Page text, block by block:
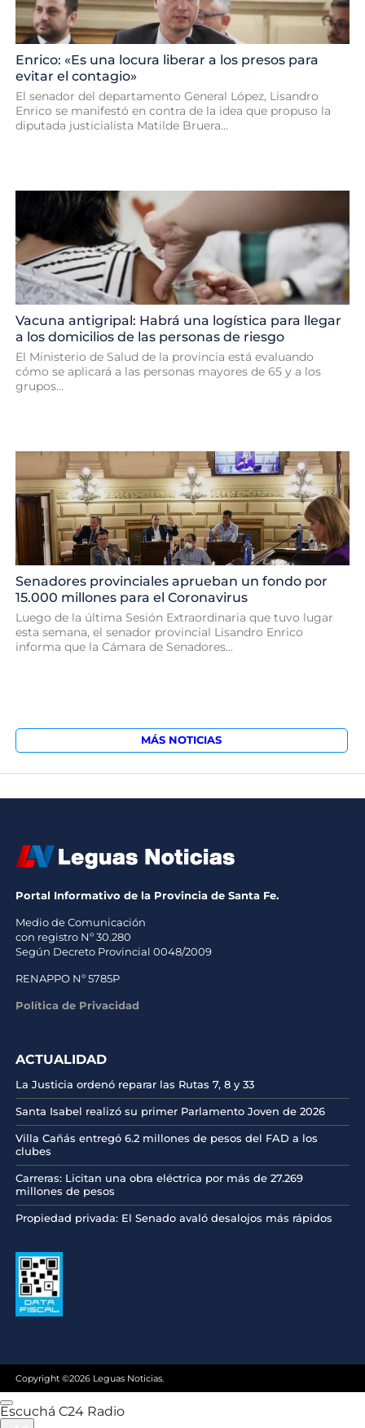
Enrico: «Es una locura liberar a los presos para
evitar el contagio»
El senador del departamento General López, Lisandro
Enrico se manifestó en contra de la idea que propuso la
diputada justicialista Matilde Bruera...
Vacuna antigripal: Habrá una logística para llegar
a los domicilios de las personas de riesgo
El Ministerio de Salud de la provincia está evaluando
cómo se aplicará a las personas mayores de 65 y a los
grupos...
Senadores provinciales aprueban un fondo por
15.000 millones para el Coronavirus
Luego de la última Sesión Extraordinaria que tuvo lugar
esta semana, el senador provincial Lisandro Enrico
informa que la Cámara de Senadores...
MÁS NOTICIAS
Portal Informativo de la Provincia de Santa Fe.
Medio de Comunicación
con registro Nº 30.280
Según Decreto Provincial 0048/2009
RENAPPO Nº 5785P
Política de Privacidad
ACTUALIDAD
La Justicia ordenó reparar las Rutas 7, 8 y 33
Santa Isabel realizó su primer Parlamento Joven de 2026
Villa Cañás entregó 6.2 millones de pesos del FAD a los
clubes
Carreras: Licitan una obra eléctrica por más de 27.269
millones de pesos
Propiedad privada: El Senado avaló desalojos más rápidos
Copyright ©2026 Leguas Noticias.
Escuchá C24 Radio